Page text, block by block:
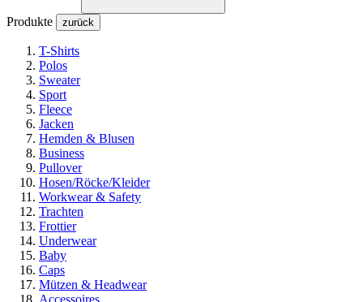
Produkte zurück
T-Shirts
Polos
Sweater
Sport
Fleece
Jacken
Hemden & Blusen
Business
Pullover
Hosen/Röcke/Kleider
Workwear & Safety
Trachten
Frottier
Underwear
Baby
Caps
Mützen & Headwear
Accessoires